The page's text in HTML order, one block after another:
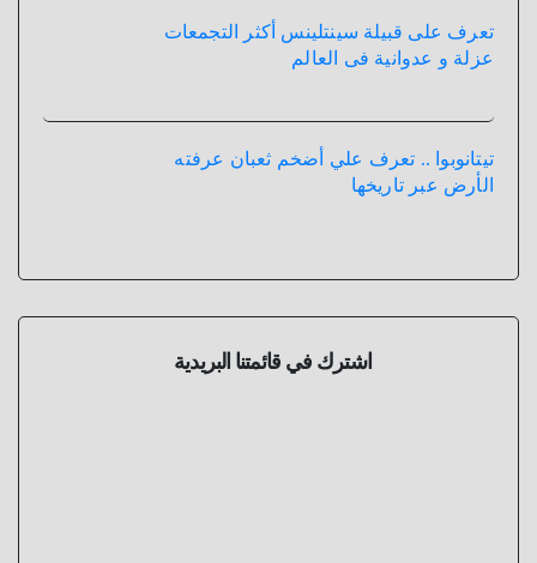
تعرف على قبيلة سينتلينس أكثر التجمعات
عزلة و عدوانية فى العالم
تيتانوبوا .. تعرف علي أضخم ثعبان عرفته
الأرض عبر تاريخها
اشترك في قائمتنا البريدية